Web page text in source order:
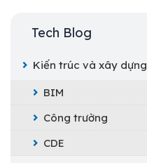
Tech Blog
Kiến trúc và xây dựng
BIM
Công trường
CDE